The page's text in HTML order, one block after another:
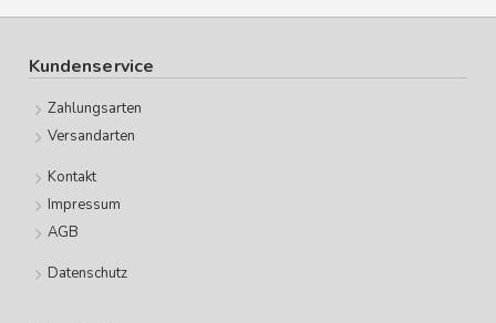
Kundenservice
Zahlungsarten
Versandarten
Kontakt
Impressum
AGB
Datenschutz